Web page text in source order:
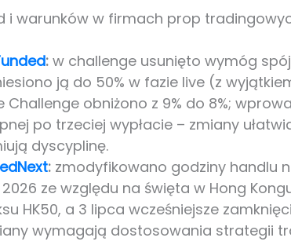
i warunków w firmach prop
: w challenge usunięto wymóg
ją do 50% w fazie live (z
Challenge obniżono z 9% do 8%;
po trzeciej wypłacie – zmiany
dyscyplinę.
: zmodyfikowano godziny handlu
ze względu na święta w Hong
HK50, a 3 lipca wcześniejsze
wymagają dostosowania strategii